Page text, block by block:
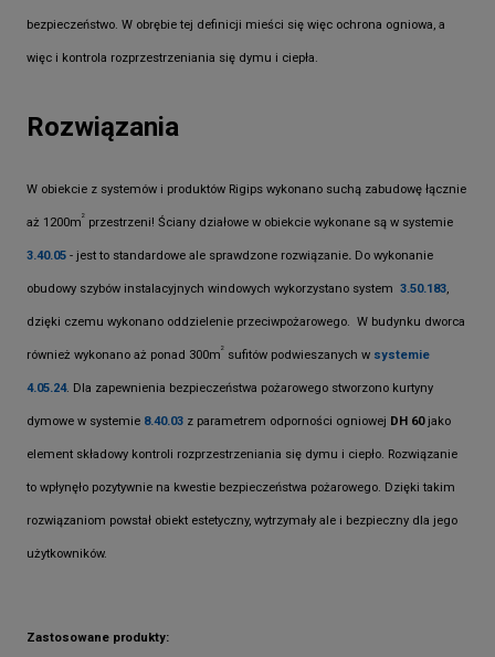
bezpieczeństwo. W obrębie tej definicji mieści się więc ochrona ogniowa, a
więc i kontrola rozprzestrzeniania się dymu i ciepła.
Rozwiązania
W obiekcie z systemów i produktów Rigips wykonano suchą zabudowę łącznie
aż 1200m2 przestrzeni! Ściany działowe w obiekcie wykonane są w systemie
3.40.05 - jest to standardowe ale sprawdzone rozwiązanie. Do wykonanie
obudowy szybów instalacyjnych windowych wykorzystano system 3.50.183,
dzięki czemu wykonano oddzielenie przeciwpożarowego. W budynku dworca
również wykonano aż ponad 300m2 sufitów podwieszanych w systemie
4.05.24. Dla zapewnienia bezpieczeństwa pożarowego stworzono kurtyny
dymowe w systemie 8.40.03 z parametrem odporności ogniowej DH 60jako
element składowy kontroli rozprzestrzeniania się dymu i ciepło. Rozwiązanie
to wpłynęło pozytywnie na kwestie bezpieczeństwa pożarowego. Dzięki takim
rozwiązaniom powstał obiekt estetyczny, wytrzymały ale i bezpieczny dla jego
użytkowników.
Zastosowane produkty: